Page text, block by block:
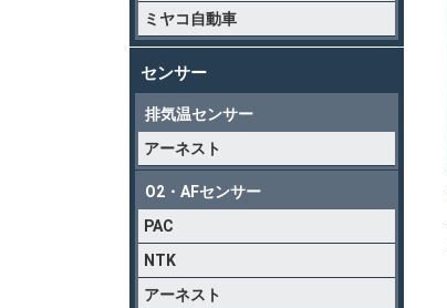
ミヤコ自動車
センサー
排気温センサー
アーネスト
O2・AFセンサー
PAC
NTK
アーネスト